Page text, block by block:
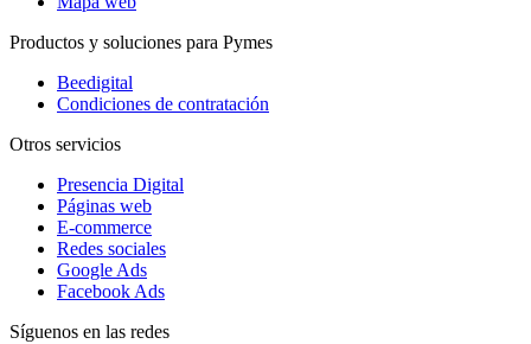
Productos y soluciones para Pymes
Beedigital
Condiciones de contratación
Otros servicios
Presencia Digital
Páginas web
E-commerce
Redes sociales
Google Ads
Facebook Ads
Síguenos en las redes